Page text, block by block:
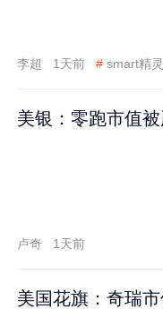
李超 1天前 # smart精
美银：零跑市值
卢奇 1天前
美国花旗：奇瑞